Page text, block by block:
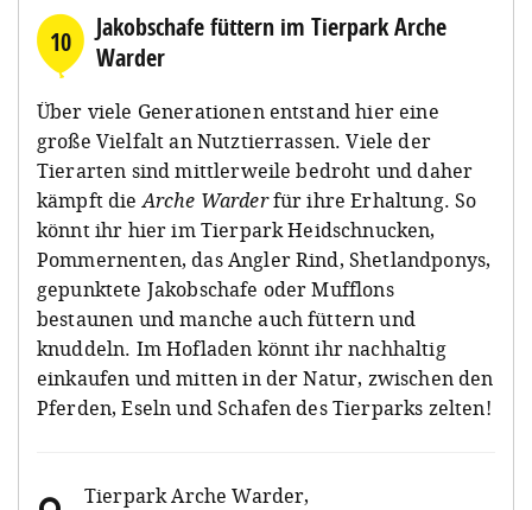
10
Jakobschafe füttern im Tierpark Arche
Warder
Über viele Generationen entstand hier eine
große Vielfalt an Nutztierrassen. Viele der
Tierarten sind mittlerweile bedroht und daher
kämpft dieArche Warderfür ihre Erhaltung. So
könnt ihr hier im Tierpark Heidschnucken,
Pommernenten, das Angler Rind, Shetlandponys,
gepunktete Jakobschafe oder Mufflons
bestaunen und manche auch füttern und
knuddeln. Im Hofladen könnt ihr nachhaltig
einkaufen und mitten in der Natur, zwischen den
Pferden, Eseln und Schafen des Tierparks zelten!
Tierpark Arche Warder,